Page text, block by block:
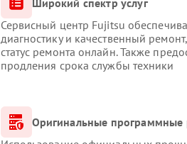
Сервисный центр Fujitsu
диагностику и качественный
статус ремонта онлайн. Также
продления срока службы техники
Оригинальные программные